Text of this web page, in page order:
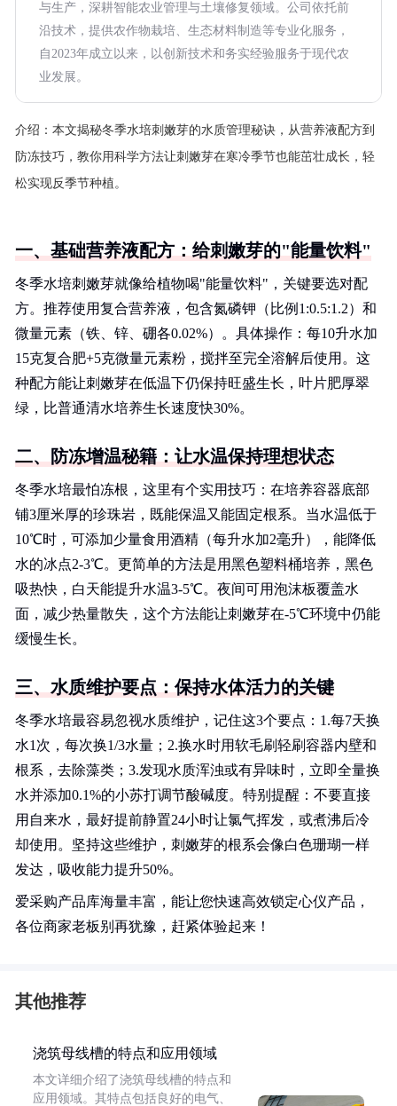
与生产，深耕智能农业管理与土壤修复领域。公司依托前
沿技术，提供农作物栽培、生态材料制造等专业化服务，
自2023年成立以来，以创新技术和务实经验服务于现代农
业发展。
介绍： 本文揭秘冬季水培刺嫩芽的水质管理秘诀，从营养液配方到
防冻技巧，教你用科学方法让刺嫩芽在寒冷季节也能茁壮成长，轻
松实现反季节种植。
一、基础营养液配方：给刺嫩芽的"能量饮料"
冬季水培刺嫩芽就像给植物喝"能量饮料"，关键要选对配
方。推荐使用复合营养液，包含氮磷钾（比例1:0.5:1.2）和
微量元素（铁、锌、硼各0.02%）。具体操作：每10升水加
15克复合肥+5克微量元素粉，搅拌至完全溶解后使用。这
种配方能让刺嫩芽在低温下仍保持旺盛生长，叶片肥厚翠
绿，比普通清水培养生长速度快30%。
二、防冻增温秘籍：让水温保持理想状态
冬季水培最怕冻根，这里有个实用技巧：在培养容器底部
铺3厘米厚的珍珠岩，既能保温又能固定根系。当水温低于
10℃时，可添加少量食用酒精（每升水加2毫升），能降低
水的冰点2-3℃。更简单的方法是用黑色塑料桶培养，黑色
吸热快，白天能提升水温3-5℃。夜间可用泡沫板覆盖水
面，减少热量散失，这个方法能让刺嫩芽在-5℃环境中仍能
缓慢生长。
三、水质维护要点：保持水体活力的关键
冬季水培最容易忽视水质维护，记住这3个要点：1.每7天换
水1次，每次换1/3水量；2.换水时用软毛刷轻刷容器内壁和
根系，去除藻类；3.发现水质浑浊或有异味时，立即全量换
水并添加0.1%的小苏打调节酸碱度。特别提醒：不要直接
用自来水，最好提前静置24小时让氯气挥发，或煮沸后冷
却使用。坚持这些维护，刺嫩芽的根系会像白色珊瑚一样
发达，吸收能力提升50%。
爱采购产品库海量丰富，能让您快速高效锁定心仪产品，
各位商家老板别再犹豫，赶紧体验起来！
其他推荐
浇筑母线槽的特点和应用领域
本文详细介绍了浇筑母线槽的特点和
应用领域。其特点包括良好的电气、